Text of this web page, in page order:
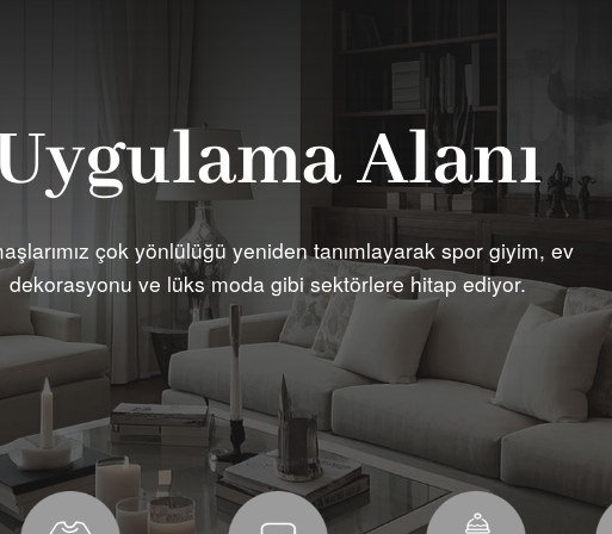
Alanı
çok yönlülüğü yeniden tanımlayarak spor giyim, ev
dekorasyonu ve lüks moda gibi sektörlere hitap ediyor.